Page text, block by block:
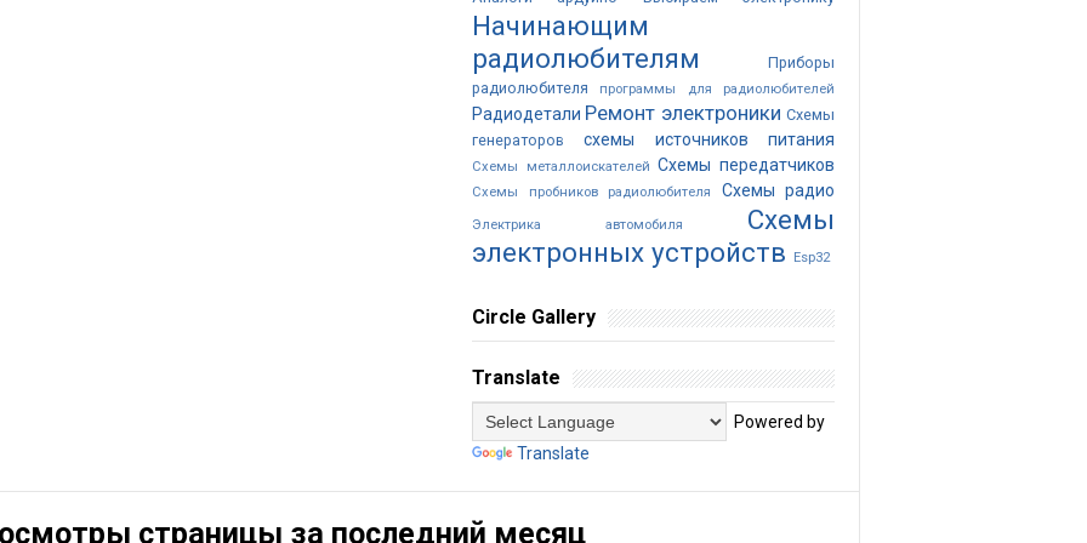
Начинающим
радиолюбителям
Приборы
радиолюбителя
программы для радиолюбителей
Радиодетали Ремонт электроники Схемы
генераторов
схемы источников питания
Схемы металлоискателей Схемы передатчиков
Схемы пробников радиолюбителя Схемы радио
Электрика автомобиля
Cхемы
электронных устройств
Esp32
Circle Gallery
Translate
Powered by
Translate
страницы за последний месяц